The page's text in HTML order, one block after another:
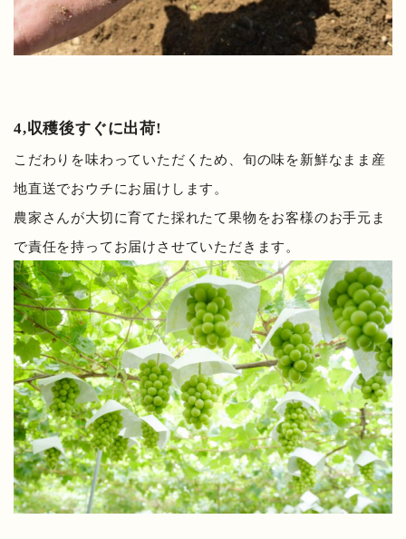
4,収穫後すぐに出荷!
こだわりを味わっていただくため、旬の味を新鮮なまま産
地直送でおウチにお届けします。
農家さんが大切に育てた採れたて果物をお客様のお手元ま
で責任を持ってお届けさせていただきます。